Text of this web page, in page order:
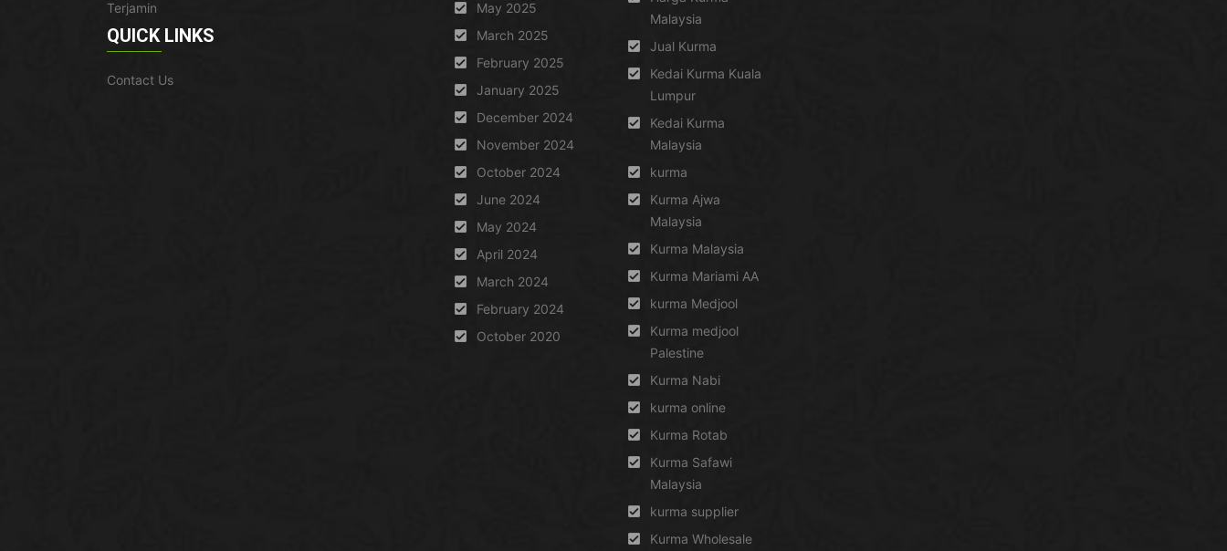
Terjamin
QUICK LINKS
Contact Us
May 2025
March 2025
February 2025
January 2025
December 2024
November 2024
October 2024
June 2024
May 2024
April 2024
March 2024
February 2024
October 2020
Malaysia
Jual Kurma
Kedai Kurma Kuala
Lumpur
Kedai Kurma
Malaysia
kurma
Kurma Ajwa
Malaysia
Kurma Malaysia
Kurma Mariami AA
kurma Medjool
Kurma medjool
Palestine
Kurma Nabi
kurma online
Kurma Rotab
Kurma Safawi
Malaysia
kurma supplier
Kurma Wholesale